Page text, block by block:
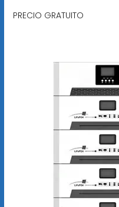
PRECIO GRATUITO